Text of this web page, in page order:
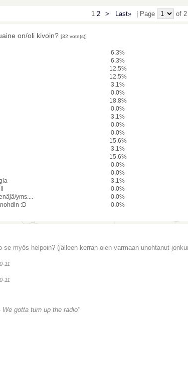
1 2 > Last» | Page of 2
on/oli kivoin? [32 vote(s)]
6.3%
6.3%
12.5%
12.5%
3.1%
0.0%
18.8%
0.0%
3.1%
0.0%
0.0%
15.6%
3.1%
15.6%
0.0%
0.0%
3.1%
0.0%
yms....
0.0%
:D
0.0%
myös helpoin? (jälleen kerran olen varmaan unohtanut
11
11
We gotta turn up the radio"